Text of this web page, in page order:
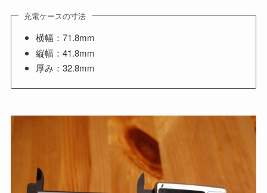
充電ケースの寸法
横幅：71.8mm
縦幅：41.8mm
厚み：32.8mm